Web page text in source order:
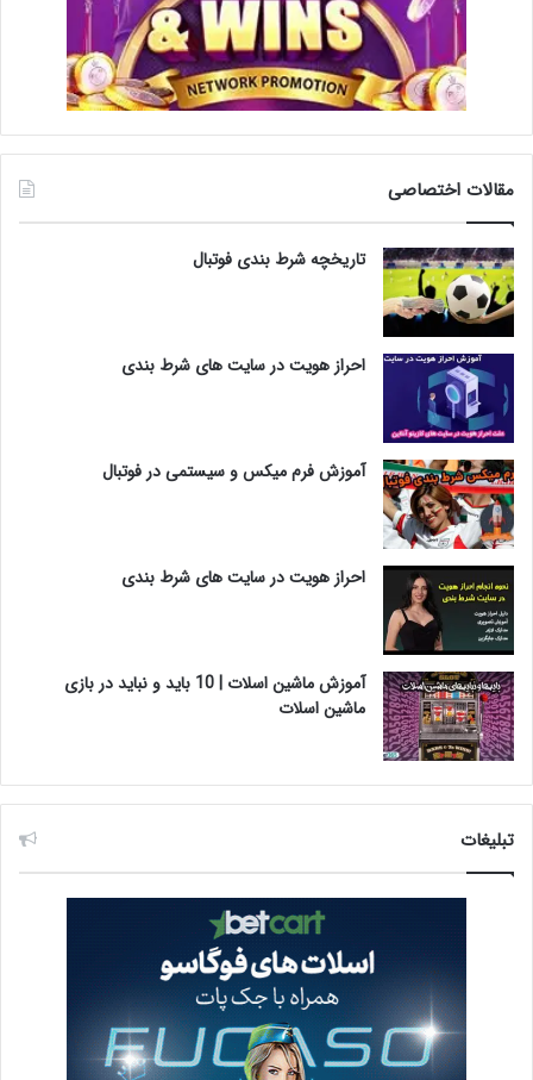
مقالات اختصاصی
تاریخچه شرط بندی فوتبال
احراز هویت در سایت های شرط بندی
آموزش فرم میکس و سیستمی در فوتبال
احراز هویت در سایت های شرط بندی
آموزش ماشین اسلات | 10 باید و نباید در بازی
ماشین اسلات
تبلیغات